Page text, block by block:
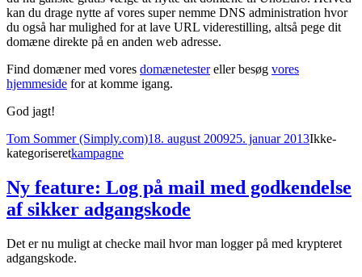
kan du drage nytte af vores super nemme DNS administration hvor
du også har mulighed for at lave URL viderestilling, altså pege dit
domæne direkte på en anden web adresse.
Find domæner med vores domænetestereller besøg vores
hjemmeside for at komme igang.
God jagt!
Forfatter
Tom Sommer (Simply.com)Udgivet
18. august 200925. januar 2013Kategorier
Ikke-
kategoriseretTags
kampagne
Ny feature: Log på mail med godkendelse
af sikker adgangskode
Det er nu muligt at checke mail hvor man logger på med krypteret
adgangskode.